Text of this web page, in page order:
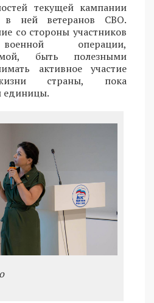
текущей кампании
в ней ветеранов СВО.
со стороны участников
операции,
быть полезными
активное участие
страны, пока
единицы.